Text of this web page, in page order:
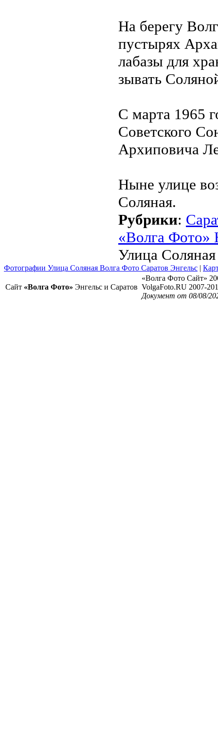
На берегу
пустырях
лабазы для
зывать
С марта 1965
Советского
Архиповича
Ныне улице
Соляная.
Рубрики:
«Волга Фото»
Улица Соляная
Фотографии Улица Соляная Волга Фото Саратов Энгельс |
Сайт «Волга Фото» Энгельс и Саратов
«Волга Фото Сайт»
VolgaFoto.RU 2007-
Документ от 08/08/